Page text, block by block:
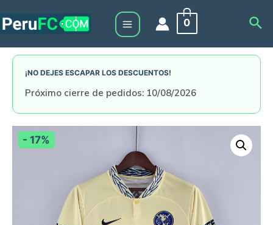
to
Main
Menu
0
¡NO DEJES ESCAPAR LOS DESCUENTOS!
Próximo cierre de pedidos: 10/08/2026
- 17%